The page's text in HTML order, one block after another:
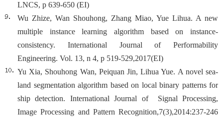
LNCS, p 639-650 (EI)
Wu Zhize, Wan Shouhong, Zhang Miao, Yue Lihua. A new
multiple instance learning algorithm based on instance-
consistency. International Journal of Performability
Engineering. Vol. 13, n 4, p 519-529,2017(EI)
Yu Xia, Shouhong Wan, Peiquan Jin, Lihua Yue. A novel sea-
land segmentation algorithm based on local binary patterns for
ship detection. International Journal of Signal Processing,
Image Processing and Pattern Recognition,7(3),2014:237-246